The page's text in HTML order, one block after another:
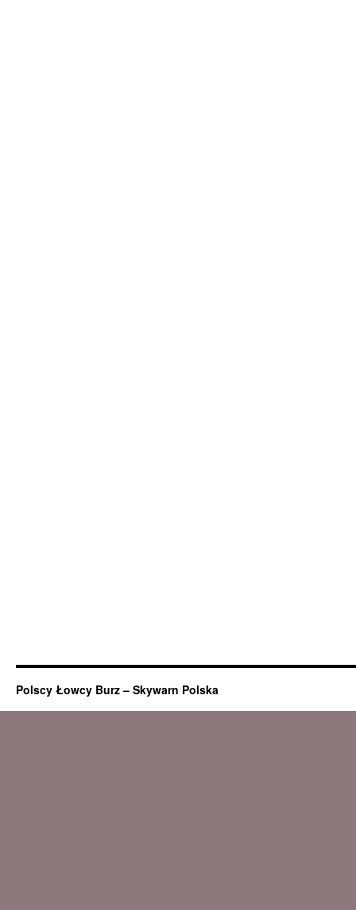
Polscy Łowcy Burz – Skywarn Polska